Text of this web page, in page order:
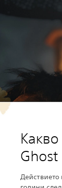
Действието